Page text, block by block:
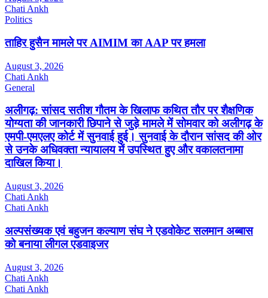
Chati Ankh
Politics
ताहिर हुसैन मामले पर AIMIM का AAP पर हमला
August 3, 2026
Chati Ankh
General
अलीगढ़: सांसद सतीश गौतम के खिलाफ कथित तौर पर शैक्षणिक
योग्यता की जानकारी छिपाने से जुड़े मामले में सोमवार को अलीगढ़ के
एमपी-एमएलए कोर्ट में सुनवाई हुई। सुनवाई के दौरान सांसद की ओर
से उनके अधिवक्ता न्यायालय में उपस्थित हुए और वकालतनामा
दाखिल किया।
August 3, 2026
Chati Ankh
Chati Ankh
अल्पसंख्यक एवं बहुजन कल्याण संघ ने एडवोकेट सलमान अब्बास
को बनाया लीगल एडवाइजर
August 3, 2026
Chati Ankh
Chati Ankh